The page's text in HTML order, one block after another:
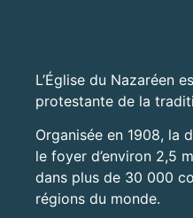
L’Église du Nazaréen
protestante de la
Organisée en 1908, la
le foyer d’environ 2,5
dans plus de 30 000
régions du monde.